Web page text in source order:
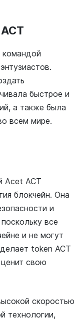
командой
быстрое и
а также была
всем мире.
Acet ACT
блокчейн. Она
и
все
и не могут
token ACT
свою
скоростью
технологии,